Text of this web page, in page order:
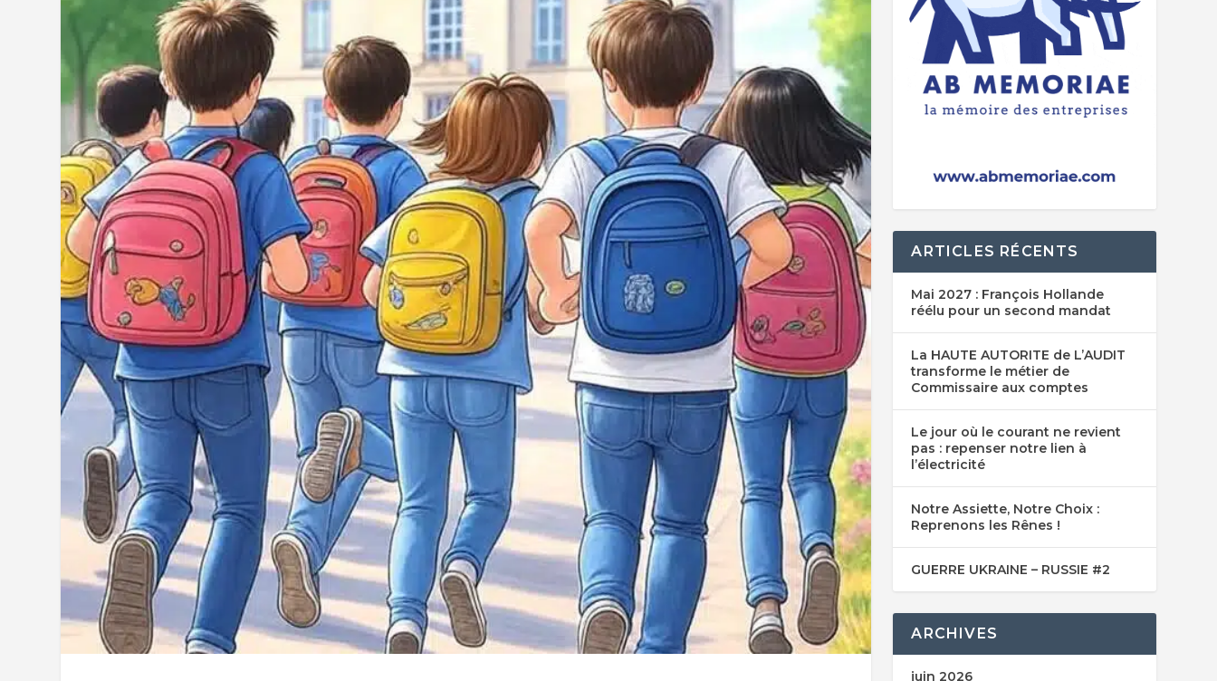
ARTICLES RÉCENTS
Mai 2027 : François Hollande
réélu pour un second mandat
La HAUTE AUTORITE de L’AUDIT
transforme le métier de
Commissaire aux comptes
Le jour où le courant ne revient
pas : repenser notre lien à
l’électricité
Notre Assiette, Notre Choix :
Reprenons les Rênes !
GUERRE UKRAINE – RUSSIE #2
ARCHIVES
juin 2026